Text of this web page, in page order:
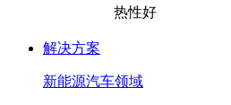
热性好
解决方案
新能源汽车领域